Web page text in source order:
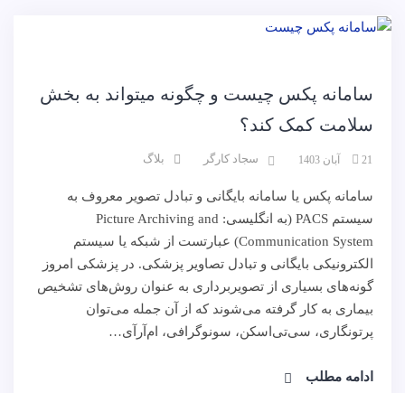
سامانه پکس چیست و چگونه میتواند به بخش
سلامت کمک کند؟
21 آبان 1403 سجاد کارگر بلاگ
سامانه پکس یا سامانه بایگانی و تبادل تصویر معروف به
سیستم PACS (به انگلیسی: Picture Archiving and
Communication System) عبارتست از شبکه یا سیستم
الکترونیکی بایگانی و تبادل تصاویر پزشکی. در پزشکی امروز
گونه‌های بسیاری از تصویربرداری به عنوان روش‌های تشخیص
بیماری به کار گرفته می‌شوند که از آن جمله می‌توان
پرتونگاری، سی‌تی‌اسکن، سونوگرافی، ام‌آرآی…
ادامه مطلب